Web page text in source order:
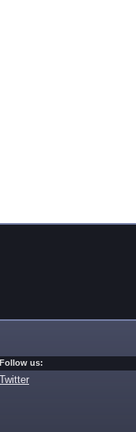
Follow us:
Twitter